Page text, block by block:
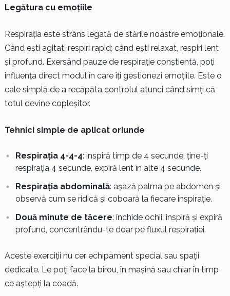
Legătura cu emoțiile
Respirația este strâns legată de stările noastre emoționale.
Când ești agitat, respiri rapid; când ești relaxat, respiri lent
și profund. Exersând pauze de respirație conștientă, poți
influența direct modul în care îți gestionezi emoțiile. Este o
cale simplă de a recăpăta controlul atunci când simți că
totul devine copleșitor.
Tehnici simple de aplicat oriunde
Respirația 4-4-4: inspiră timp de 4 secunde, ține-ți
respirația 4 secunde, expiră lent în alte 4 secunde.
Respirația abdominală: așază palma pe abdomen și
observă cum se ridică și coboară la fiecare inspirație.
Două minute de tăcere: închide ochii, inspiră și expiră
profund, concentrându-te doar pe fluxul respirației.
Aceste exerciții nu cer echipament special sau spații
dedicate. Le poți face la birou, în mașină sau chiar în timp
ce aștepți la coadă.